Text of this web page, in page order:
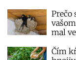
Prečo
mal
Čím